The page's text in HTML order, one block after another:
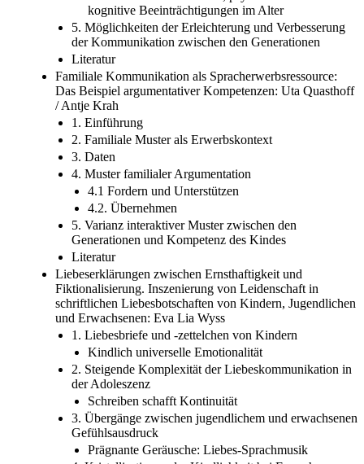
kognitive Beeinträchtigungen im Alter
5. Möglichkeiten der Erleichterung und Verbesserung
der Kommunikation zwischen den Generationen
Literatur
Familiale Kommunikation als Spracherwerbsressource:
Das Beispiel argumentativer Kompetenzen: Uta Quasthoff
/ Antje Krah
1. Einführung
2. Familiale Muster als Erwerbskontext
3. Daten
4. Muster familialer Argumentation
4.1 Fordern und Unterstützen
4.2. Übernehmen
5. Varianz interaktiver Muster zwischen den
Generationen und Kompetenz des Kindes
Literatur
Liebeserklärungen zwischen Ernsthaftigkeit und
Fiktionalisierung. Inszenierung von Leidenschaft in
schriftlichen Liebesbotschaften von Kindern, Jugendlichen
und Erwachsenen: Eva Lia Wyss
1. Liebesbriefe und -zettelchen von Kindern
Kindlich universelle Emotionalität
2. Steigende Komplexität der Liebeskommunikation in
der Adoleszenz
Schreiben schafft Kontinuität
3. Übergänge zwischen jugendlichem und erwachsenen
Gefühlsausdruck
Prägnante Geräusche: Liebes-Sprachmusik